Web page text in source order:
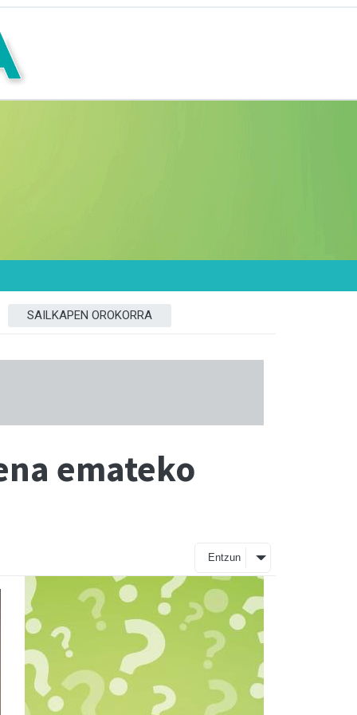
SAILKAPEN OROKORRA
emateko
Entzun